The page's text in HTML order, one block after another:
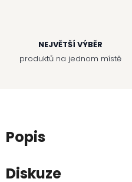
NEJVĚTŠÍ VÝBĚR
produktů na jednom místě
Popis
Diskuze